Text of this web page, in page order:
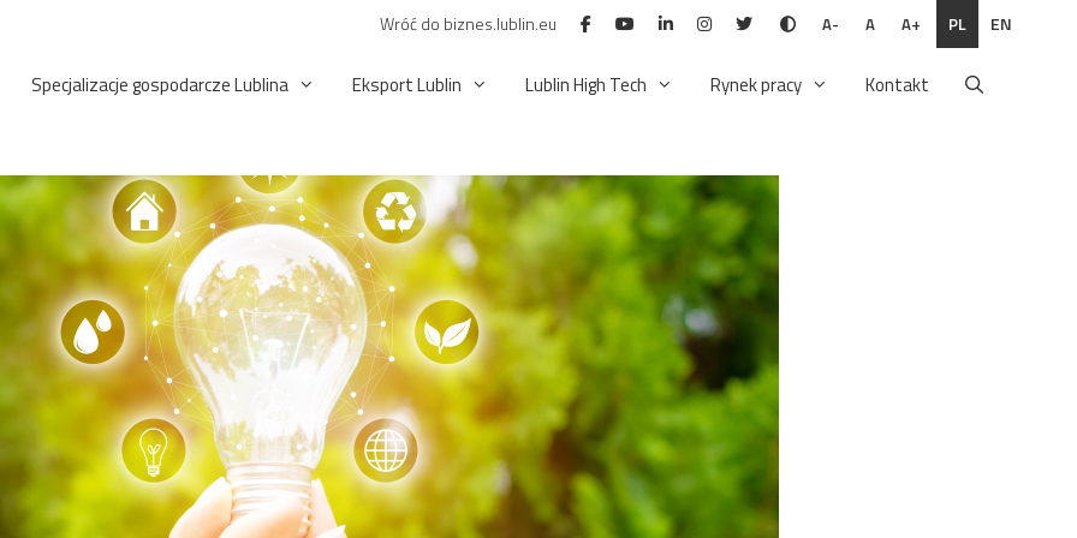
Wróć do biznes.lublin.eu A- A A+ PL EN
Specjalizacje gospodarcze Lublina Eksport Lublin Lublin High Tech Rynek pracy Kontakt